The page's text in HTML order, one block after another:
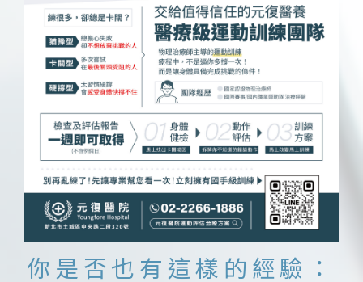
你是否也有這樣的經驗：